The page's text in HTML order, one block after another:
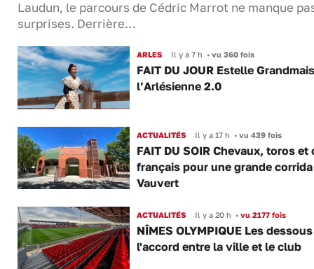
Laudun, le parcours de Cédric Marrot ne manque
surprises. Derrière…
ARLES Il y a 7 h •vu 360 fois
FAIT DU JOUR Estelle
l’Arlésienne 2.0
ACTUALITÉS Il y a 17 h •vu 439 fois
FAIT DU SOIR Chevaux, toros et
français pour une grande corrida
Vauvert
ACTUALITÉS Il y a 20 h •vu 2177 fois
NÎMES OLYMPIQUE Les
l'accord entre la ville et le club